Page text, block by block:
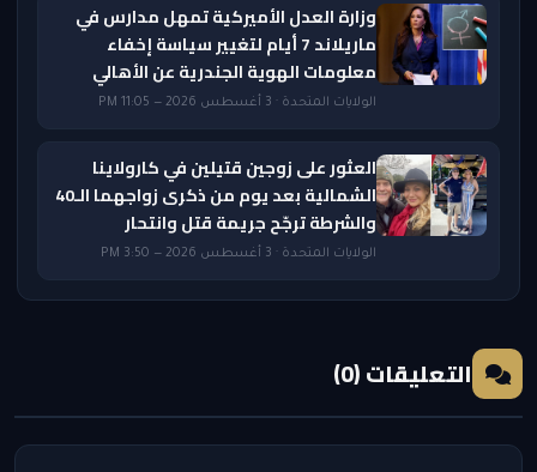
وزارة العدل الأميركية تمهل مدارس في
ماريلاند 7 أيام لتغيير سياسة إخفاء
معلومات الهوية الجندرية عن الأهالي
الولايات المتحدة · 3 أغسطس 2026 — 11:05 PM
العثور على زوجين قتيلين في كارولاينا
الشمالية بعد يوم من ذكرى زواجهما الـ40
والشرطة ترجّح جريمة قتل وانتحار
الولايات المتحدة · 3 أغسطس 2026 — 3:50 PM
التعليقات (0)